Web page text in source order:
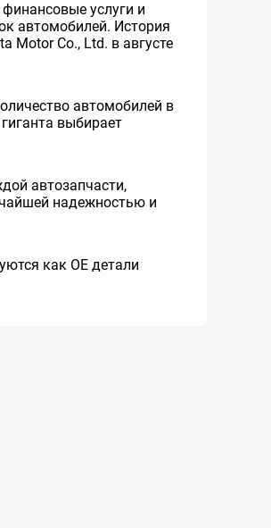
услуги и
автомобилей. История
Motor Co., Ltd. в августе
автомобилей в
выбирает
автозапчасти,
надежностью и
как ОЕ детали